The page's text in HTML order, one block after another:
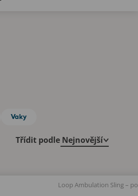
Vaky
Třídit podle